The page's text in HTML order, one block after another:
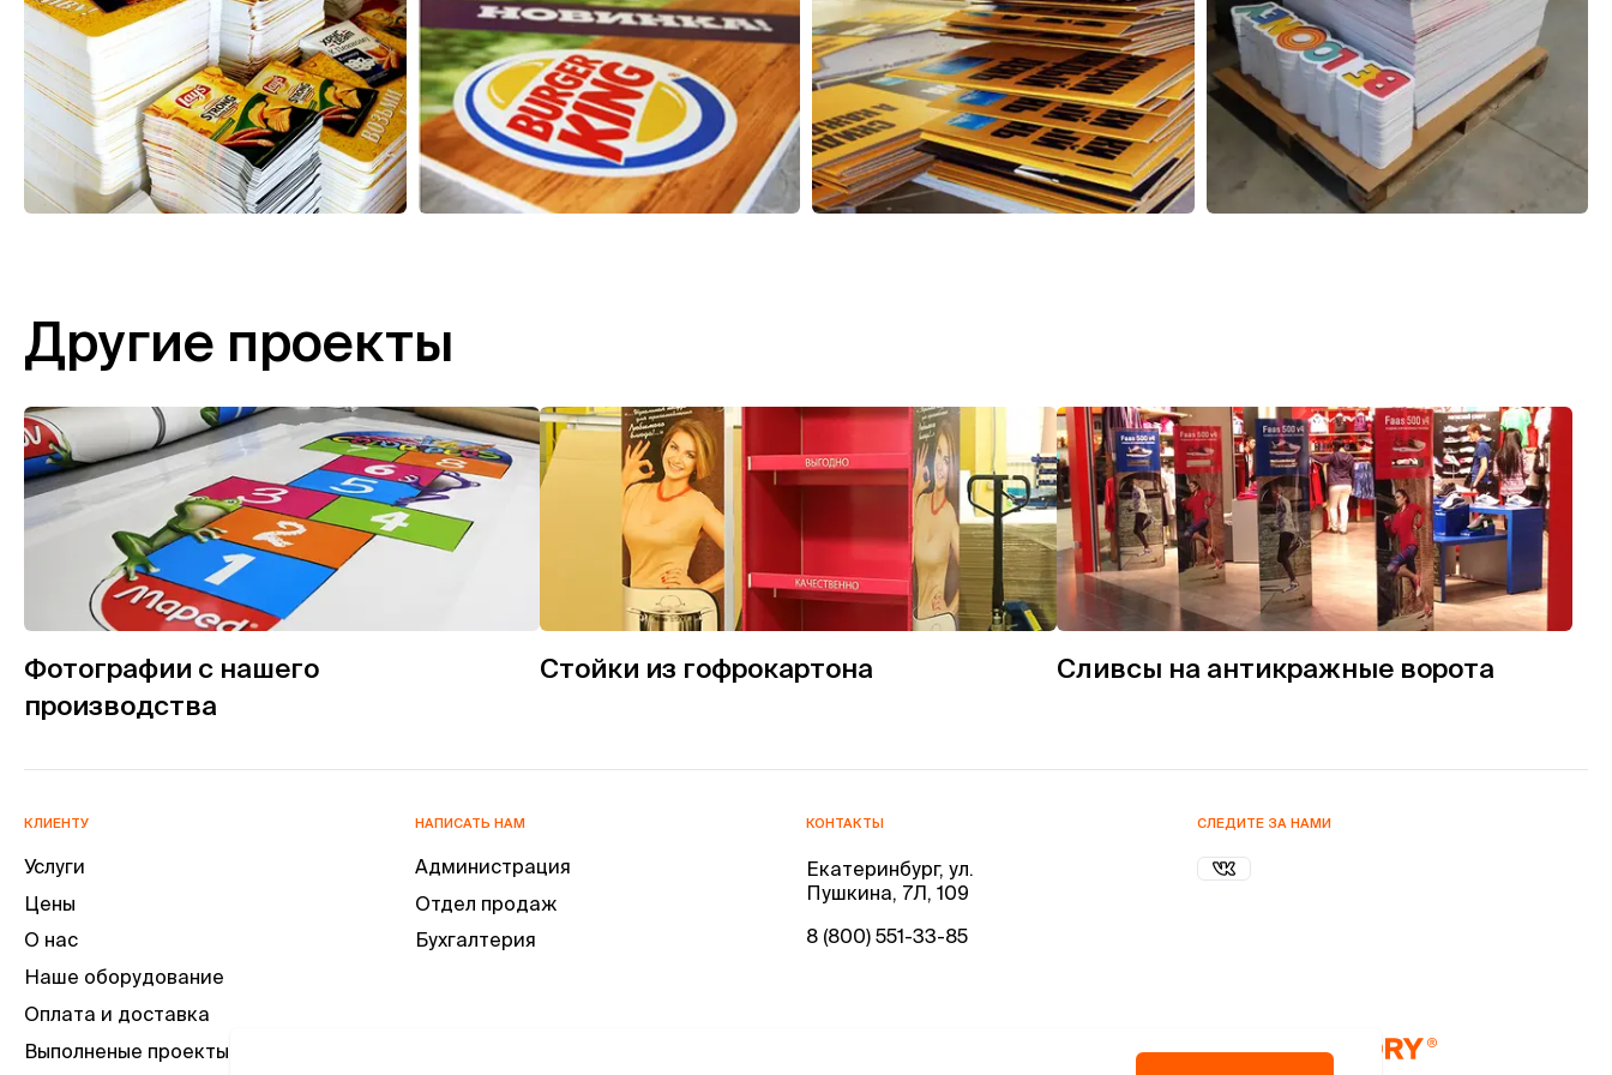
Другие проекты
Фотографии с нашего
производства
Стойки из гофрокартона Сливсы на антикражные ворота
КЛИЕНТУ
Услуги
Цены
О нас
Наше оборудование
Оплата и доставка
Выполненые проекты
НАПИСАТЬ НАМ
Администрация
Отдел продаж
Бухгалтерия
КОНТАКТЫ
Екатеринбург, ул.
Пушкина, 7Л, 109
8 (800) 551-33-85
СЛЕДИТЕ ЗА НАМИ